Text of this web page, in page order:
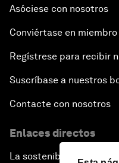
Asóciese con nosotros
Conviértase en miembro
Regístrese para recibir
Suscríbase a nuestros
Contacte con nosotros
Enlaces directos
La sostenibilidad en el